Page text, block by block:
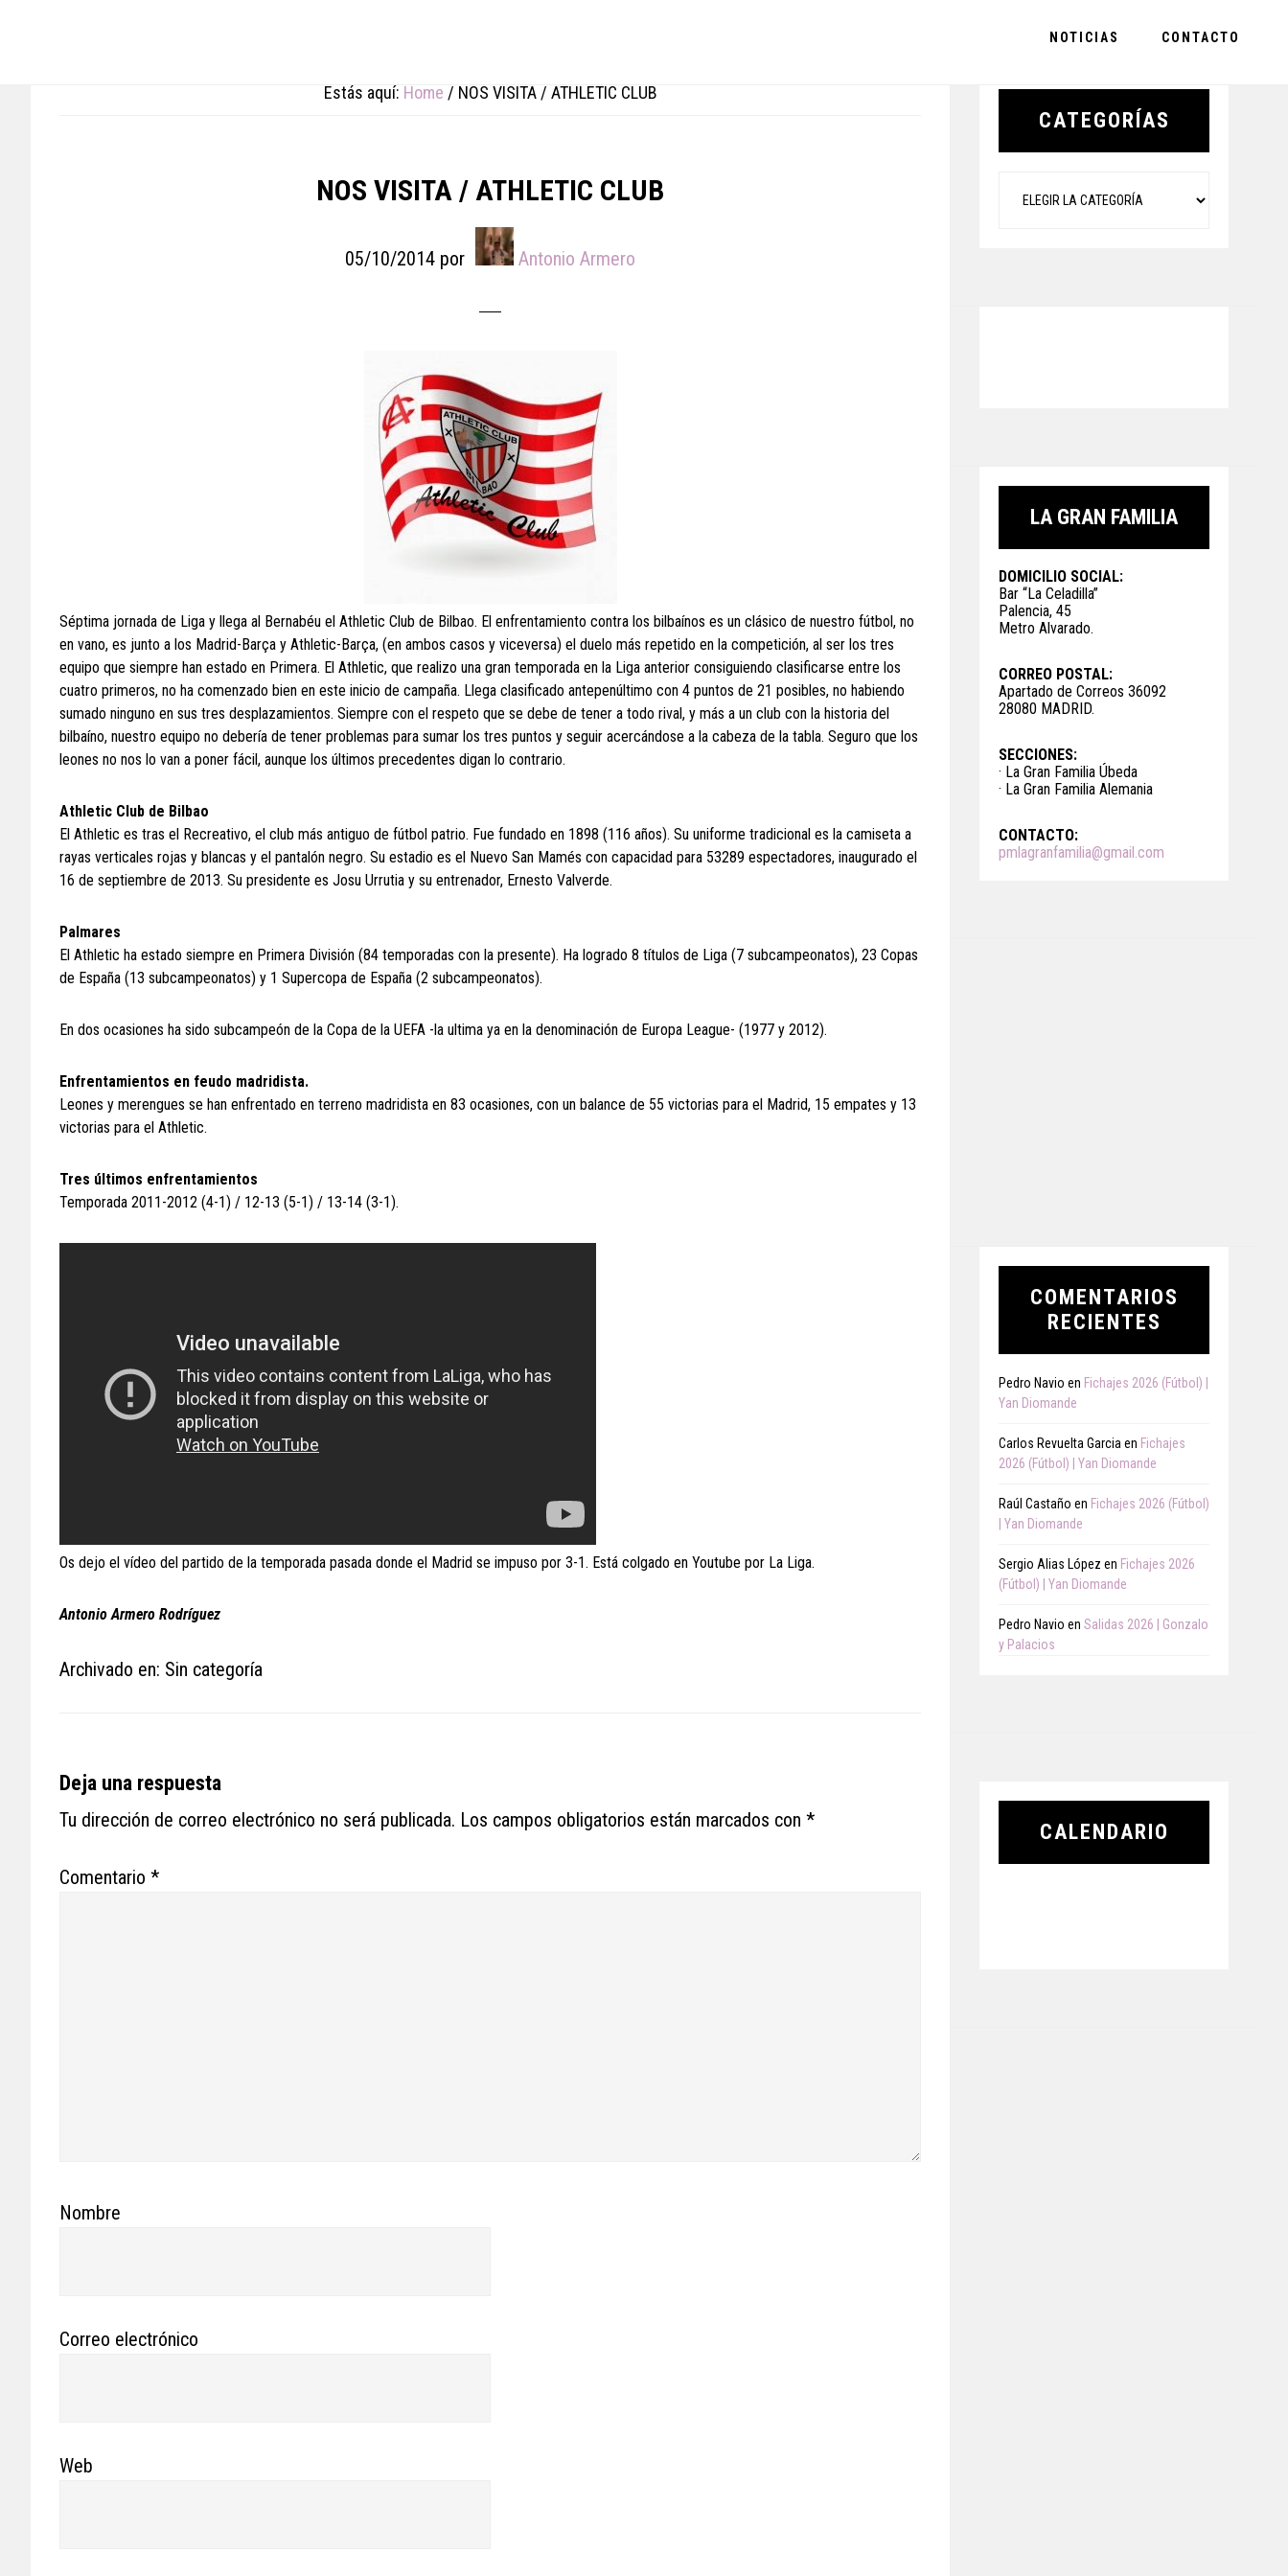
NOTICIAS CONTACTO
Estás aquí: Home / NOS VISITA / ATHLETIC CLUB
NOS VISITA / ATHLETIC CLUB
05/10/2014 por Antonio Armero
Séptima jornada de Liga y llega al Bernabéu el Athletic Club de Bilbao. El enfrentamiento contra los bilbaínos es un clásico de nuestro fútbol, no
en vano, es junto a los Madrid-Barça y Athletic-Barça, (en ambos casos y viceversa) el duelo más repetido en la competición, al ser los tres
equipo que siempre han estado en Primera. El Athletic, que realizo una gran temporada en la Liga anterior consiguiendo clasificarse entre los
cuatro primeros, no ha comenzado bien en este inicio de campaña. Llega clasificado antepenúltimo con 4 puntos de 21 posibles, no habiendo
sumado ninguno en sus tres desplazamientos. Siempre con el respeto que se debe de tener a todo rival, y más a un club con la historia del
bilbaíno, nuestro equipo no debería de tener problemas para sumar los tres puntos y seguir acercándose a la cabeza de la tabla. Seguro que los
leones no nos lo van a poner fácil, aunque los últimos precedentes digan lo contrario.
Athletic Club de Bilbao
El Athletic es tras el Recreativo, el club más antiguo de fútbol patrio. Fue fundado en 1898 (116 años). Su uniforme tradicional es la camiseta a
rayas verticales rojas y blancas y el pantalón negro. Su estadio es el Nuevo San Mamés con capacidad para 53289 espectadores, inaugurado el
16 de septiembre de 2013. Su presidente es Josu Urrutia y su entrenador, Ernesto Valverde.
Palmares
El Athletic ha estado siempre en Primera División (84 temporadas con la presente). Ha logrado 8 títulos de Liga (7 subcampeonatos), 23 Copas
de España (13 subcampeonatos) y 1 Supercopa de España (2 subcampeonatos).
En dos ocasiones ha sido subcampeón de la Copa de la UEFA -la ultima ya en la denominación de Europa League- (1977 y 2012).
Enfrentamientos en feudo madridista.
Leones y merengues se han enfrentado en terreno madridista en 83 ocasiones, con un balance de 55 victorias para el Madrid, 15 empates y 13
victorias para el Athletic.
Tres últimos enfrentamientos
Temporada 2011-2012 (4-1) / 12-13 (5-1) / 13-14 (3-1).
Os dejo el vídeo del partido de la temporada pasada donde el Madrid se impuso por 3-1. Está colgado en Youtube por La Liga.
Antonio Armero Rodríguez
Archivado en: Sin categoría
Reader
Interactions
Deja una respuesta
Tu dirección de correo electrónico no será publicada. Los campos obligatorios están marcados con *
Comentario *
Nombre
Correo electrónico
Web
Primary
CATEGORÍAS
LA GRAN FAMILIA
DOMICILIO SOCIAL:
Bar “La Celadilla”
Palencia, 45
Metro Alvarado.
CORREO POSTAL:
Apartado de Correos 36092
28080 MADRID.
SECCIONES:
· La Gran Familia Úbeda
· La Gran Familia Alemania
CONTACTO:
pmlagranfamilia@gmail.com
COMENTARIOS
RECIENTES
Pedro Navio en Fichajes 2026 (Fútbol) |
Yan Diomande
Carlos Revuelta Garcia en Fichajes
2026 (Fútbol) | Yan Diomande
Raúl Castaño en Fichajes 2026 (Fútbol)
| Yan Diomande
Sergio Alias López en Fichajes 2026
(Fútbol) | Yan Diomande
Pedro Navio en Salidas 2026 | Gonzalo
y Palacios
CALENDARIO